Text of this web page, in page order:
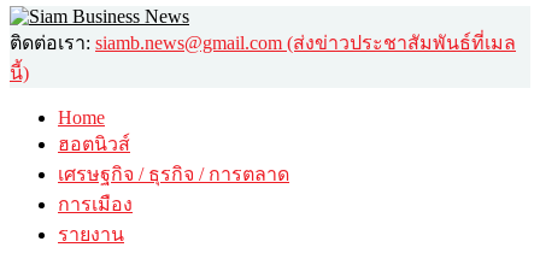
ติดต่อเรา: siamb.news@gmail.com (ส่งข่าวประชาสัมพันธ์ที่เมล
นี้)
Home
ฮอตนิวส์
เศรษฐกิจ / ธุรกิจ / การตลาด
การเมือง
รายงาน